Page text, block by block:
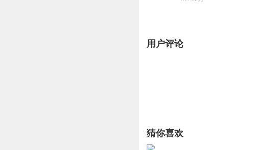
用户评论
猜你喜欢